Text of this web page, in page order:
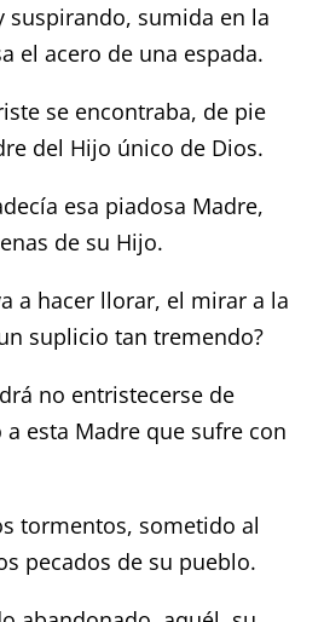
suspirando, sumida en la
el acero de una espada.
se encontraba, de pie
del Hijo único de Dios.
esa piadosa Madre,
de su Hijo.
a hacer llorar, el mirar a la
suplicio tan tremendo?
no entristecerse de
esta Madre que sufre con
tormentos, sometido al
pecados de su pueblo.